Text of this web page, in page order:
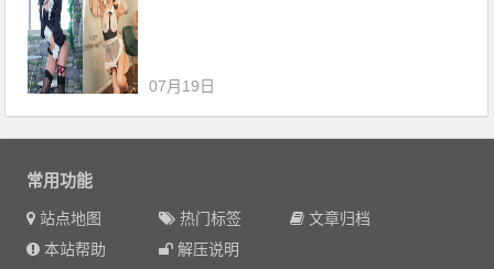
07月19日
常用功能
站点地图 热门标签
文章归档
本站帮助
解压说明